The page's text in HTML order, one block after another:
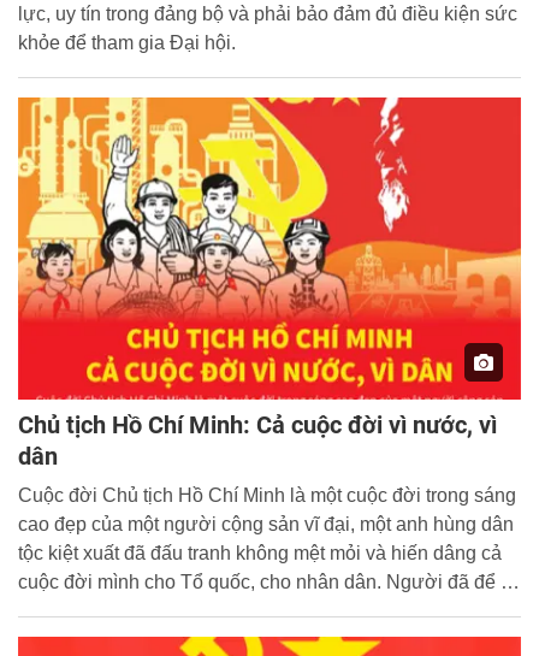
lực, uy tín trong đảng bộ và phải bảo đảm đủ điều kiện sức
khỏe để tham gia Đại hội.
Chủ tịch Hồ Chí Minh: Cả cuộc đời vì nước, vì
dân
Cuộc đời Chủ tịch Hồ Chí Minh là một cuộc đời trong sáng
cao đẹp của một người cộng sản vĩ đại, một anh hùng dân
tộc kiệt xuất đã đấu tranh không mệt mỏi và hiến dâng cả
cuộc đời mình cho Tổ quốc, cho nhân dân. Người đã để lại
gương sáng ngời về phẩm chất đạo đức của người cách